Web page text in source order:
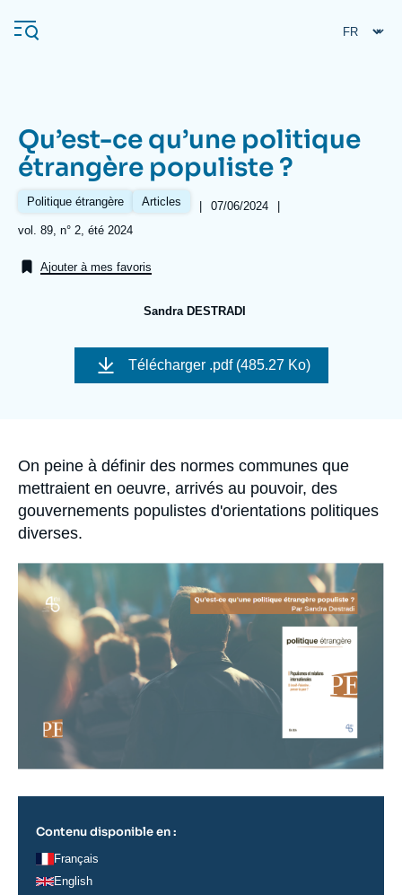
au
contenu
Navigation
principale
L'Ifri
Analyses
Qu’est-ce qu’une politique
étrangère populiste ?
Politique étrangère Articles |
Date
07/06/2024
|
Références
vol. 89, n° 2, été 2024
Ajouter à mes favoris
Sandra DESTRADI
Image
couverture
Télécharger .pdf (485.27 Ko)
Accroche
On peine à définir des normes communes que
mettraient en oeuvre, arrivés au pouvoir, des
gouvernements populistes d'orientations politiques
diverses.
Image
principale
Contenu disponible en :
Français
English